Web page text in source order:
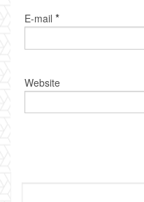
E-mail *
Website